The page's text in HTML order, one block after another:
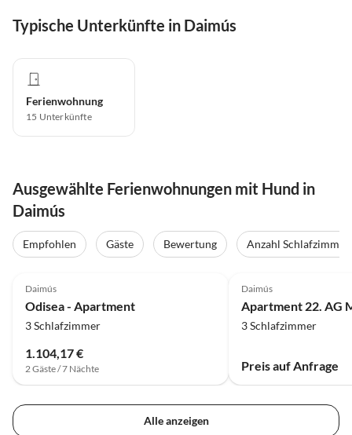
Typische Unterkünfte in Daimús
Ferienwohnung
15 Unterkünfte
Ausgewählte Ferienwohnungen mit Hund in
Daimús
Empfohlen Gäste Bewertung
Anzahl Schlafzimmer
Daimús
Odisea - Apartment
3 Schlafzimmer
1.104,17 €
2 Gäste / 7 Nächte
Daimús
3 Schlafzimmer
Preis auf Anfrage
Alle anzeigen